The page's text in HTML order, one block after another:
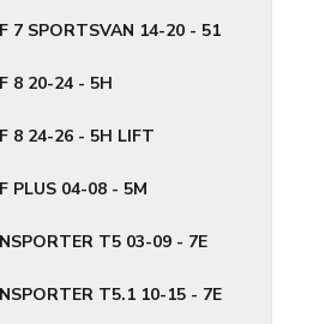
7 SPORTSVAN 14-20 - 51
8 20-24 - 5H
8 24-26 - 5H LIFT
PLUS 04-08 - 5M
T5 03-09 - 7E
T5.1 10-15 - 7E